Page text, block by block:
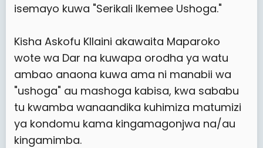
isemayo kuwa "Serikali Ikemee Ushoga."
Kisha Askofu KIlaini akawaita Maparoko
wote wa Dar na kuwapa orodha ya watu
ambao anaona kuwa ama ni manabii wa
"ushoga" au mashoga kabisa, kwa sababu
tu kwamba wanaandika kuhimiza matumizi
ya kondomu kama kingamagonjwa na/au
kingamimba.